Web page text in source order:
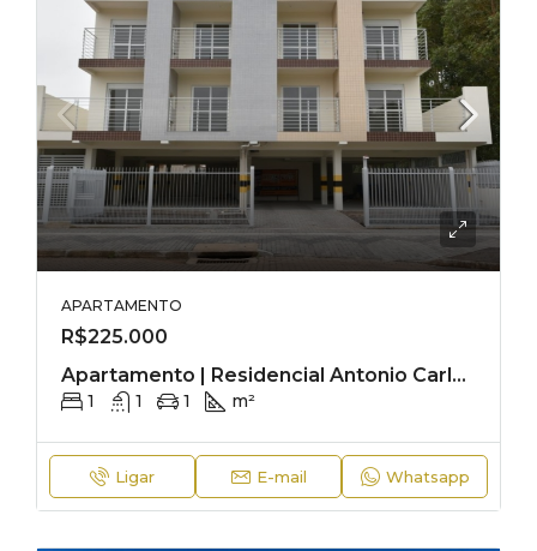
APARTAMENTO
R$225.000
Apartamento | Residencial Antonio Carlos Machado
1 1 1 m²
Ligar E-mail Whatsapp